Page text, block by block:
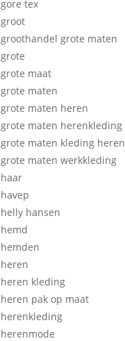
gore tex
groot
groothandel grote maten
grote
grote maat
grote maten
grote maten heren
grote maten herenkleding
grote maten kleding heren
grote maten werkkleding
haar
havep
helly hansen
hemd
hemden
heren
heren kleding
heren pak op maat
herenkleding
herenmode